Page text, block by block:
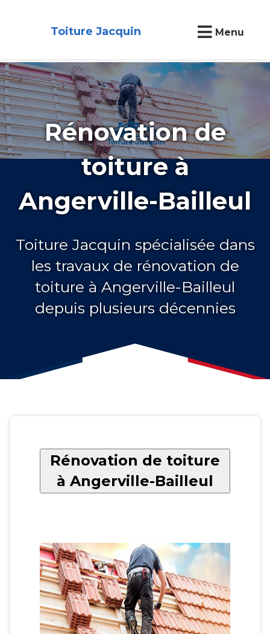
Toiture Jacquin Menu
Rénovation de
toiture à
Angerville-Bailleul
Toiture Jacquin spécialisée dans
les travaux de rénovation de
toiture à Angerville-Bailleul
depuis plusieurs décennies
Rénovation de toiture
à Angerville-Bailleul